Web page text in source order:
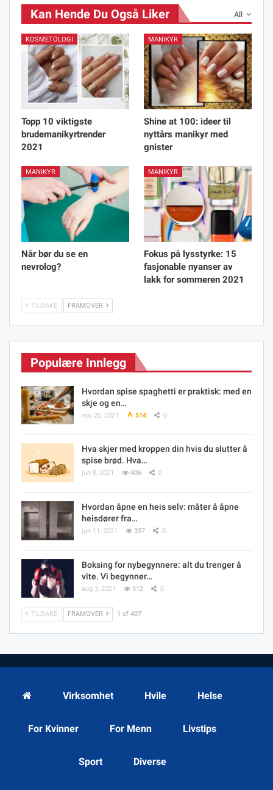
All
Kan Hende Du Også Liker
KOSMETOLOGI
Topp 10 viktigste
brudemanikyrtrender
2021
MANIKYR
Shine at 100: ideer til
nyttårs manikyr med
gnister
MANIKYR
Når bør du se en
nevrolog?
MANIKYR
Fokus på lysstyrke: 15
fasjonable nyanser av
lakk for sommeren 2021
TILBAKE FRAMOVER
Populære Innlegg
Hvordan spise spaghetti er praktisk: med en
skje og en…
nov 26, 2021 514 0
Hva skjer med kroppen din hvis du slutter å
spise brød. Hva…
jun 8, 2021 406 0
Hvordan åpne en heis selv: måter å åpne
heisdører fra…
jun 11, 2021 397 0
Boksing for nybegynnere: alt du trenger å
vite. Vi begynner…
aug 3, 2021 312 0
TILBAKE FRAMOVER 1 of 407
Virksomhet Hvile Helse
For Kvinner For Menn Livstips
Sport Diverse